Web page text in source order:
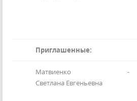
Приглашенные:
Матвиенко
Светлана Евгеньевна
-